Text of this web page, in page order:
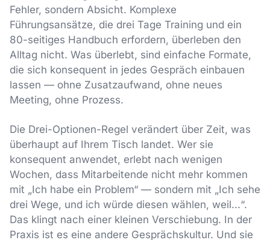
Fehler, sondern Absicht. Komplexe
Führungsansätze, die drei Tage Training und ein
80-seitiges Handbuch erfordern, überleben den
Alltag nicht. Was überlebt, sind einfache Formate,
die sich konsequent in jedes Gespräch einbauen
lassen — ohne Zusatzaufwand, ohne neues
Meeting, ohne Prozess.
Die Drei-Optionen-Regel verändert über Zeit, was
überhaupt auf Ihrem Tisch landet. Wer sie
konsequent anwendet, erlebt nach wenigen
Wochen, dass Mitarbeitende nicht mehr kommen
mit „Ich habe ein Problem“ — sondern mit „Ich sehe
drei Wege, und ich würde diesen wählen, weil...“.
Das klingt nach einer kleinen Verschiebung. In der
Praxis ist es eine andere Gesprächskultur. Und sie